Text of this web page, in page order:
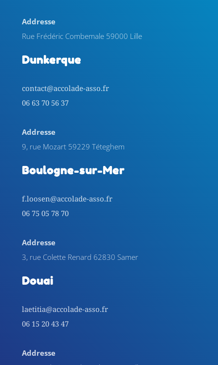
Addresse
Rue Frédéric Combemale 59000 Lille
Dunkerque
contact@accolade-asso.fr
06 63 70 56 37
Addresse
9, rue Mozart 59229 Téteghem
Boulogne-sur-Mer
f.loosen@accolade-asso.fr
06 75 05 78 70
Addresse
3, rue Colette Renard 62830 Samer
Douai
laetitia@accolade-asso.fr
06 15 20 43 47
Addresse